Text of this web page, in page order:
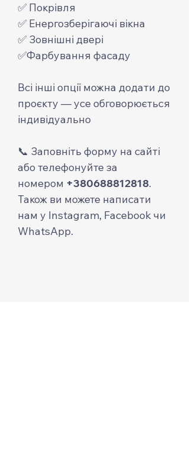
✅ Покрівля
✅ Енергозберігаючі вікна
✅ Зовнішні двері
✅Фарбування фасаду
Всі інші опції можна додати до
проєкту — усе обговорюється
індивідуально
📞 Заповніть форму на сайті
або телефонуйте за
номером +380688812818.
Також ви можете написати
нам у Instagram, Facebook чи
WhatsApp.